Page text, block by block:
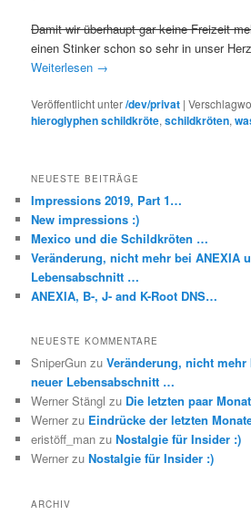
Damit wir überhaupt gar keine Freizeit
einen Stinker schon so sehr in unser
Weiterlesen →
Veröffentlicht unter/dev/privat |
hieroglyphen schildkröte,schildkröten,
NEUESTE BEITRÄGE
Impressions 2019, Part 1…
New impressions :)
Mexico und die Schildkröten …
Veränderung, nicht mehr bei ANEXIA
Lebensabschnitt …
ANEXIA, B-, J- and K-Root DNS…
NEUESTE KOMMENTARE
SniperGun zuVeränderung, nicht
neuer Lebensabschnitt …
Werner Stängl zu Die letzten paar
Werner zu Eindrücke der letzten
eristöff_man zuNostalgie für Insider :)
Werner zuNostalgie für Insider :)
ARCHIV